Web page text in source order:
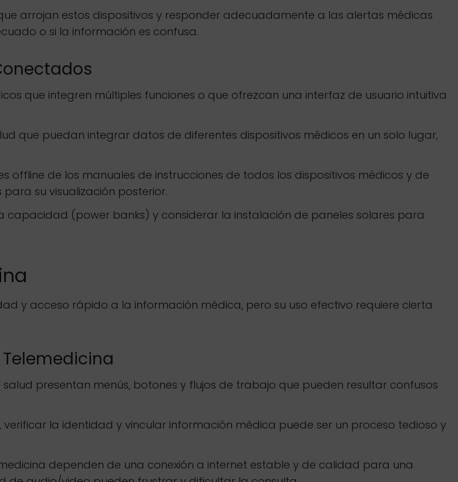
arrojan estos dispositivos y responder adecuadamente a las alertas médicas
o si la información es confusa.
que integren múltiples funciones o que ofrezcan una interfaz de usuario intuitiva
que puedan integrar datos de diferentes dispositivos médicos en un solo lugar,
offline de los manuales de instrucciones de todos los dispositivos médicos y de
su visualización posterior.
capacidad (power banks) y considerar la instalación de paneles solares para
y acceso rápido a la información médica, pero su uso efectivo requiere cierta
presentan menús, botones y flujos de trabajo que pueden resultar confusos
verificar la identidad y vincular información médica puede ser un proceso tedioso y
dependen de una conexión a internet estable y de calidad para una